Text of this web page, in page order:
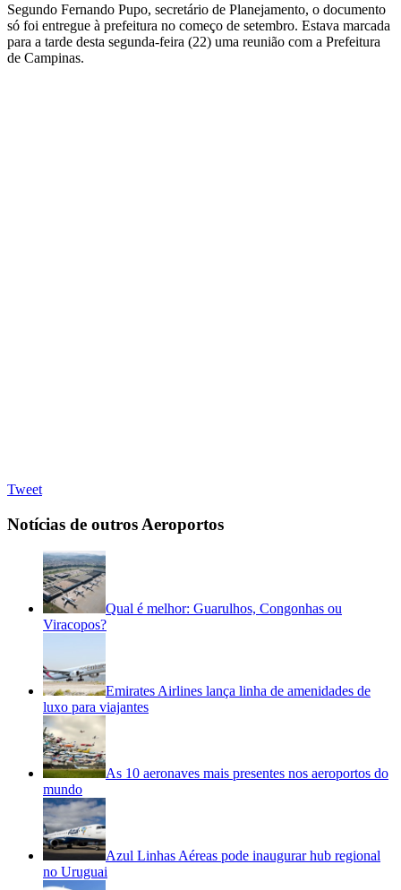
Segundo Fernando Pupo, secretário de Planejamento, o documento
só foi entregue à prefeitura no começo de setembro. Estava marcada
para a tarde desta segunda-feira (22) uma reunião com a Prefeitura
de Campinas.
Tweet
Notícias de outros Aeroportos
Qual é melhor: Guarulhos, Congonhas ou
Viracopos?
Emirates Airlines lança linha de amenidades de
luxo para viajantes
As 10 aeronaves mais presentes nos aeroportos do
mundo
Azul Linhas Aéreas pode inaugurar hub regional
no Uruguai